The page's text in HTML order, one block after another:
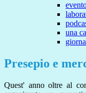
una
Presepio e
Quest' anno oltre al